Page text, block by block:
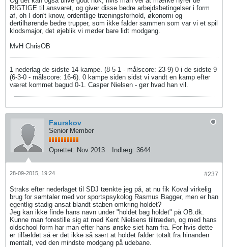
RIGTIGE til ansvaret, og giver disse bedre arbejdsbetingelser i form
af, oh I don't know, ordentlige træningsforhold, økonomi og
dertilhørende bedre trupper, som ikke falder sammen som var vi et spil
klodsmajor, det øjeblik vi møder bare lidt modgang.
MvH ChrisOB
1 nederlag de sidste 14 kampe. (8-5-1 - målscore: 23-9) 0 i de sidste 9
(6-3-0 - målscore: 16-6). 0 kampe siden sidst vi vandt en kamp efter
været kommet bagud 0-1. Casper Nielsen - gør hvad han vil.
Faurskov
Senior Member
Oprettet: Nov 2013 Indlæg: 3644
#237
28-09-2015, 19:24
Straks efter nederlaget til SDJ tænkte jeg på, at nu fik Koval virkelig
brug for samtaler med vor sportspsykolog Rasmus Bagger, men er han
egentlig stadig ansat blandt staben omkring holdet?
Jeg kan ikke finde hans navn under "holdet bag holdet" på OB.dk.
Kunne man forestille sig at med Kent Nielsens tiltræden, og med hans
oldschool form har man efter hans ønske siet ham fra. For hvis dette
er tilfældet så er det ikke så sært at holdet falder totalt fra hinanden
mentalt, ved den mindste modgang på udebane.